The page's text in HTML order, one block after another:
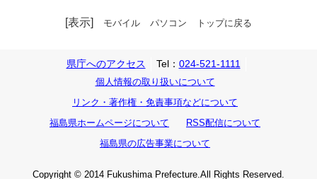
[表示] モバイル パソコン トップに戻る
県庁へのアクセス Tel： 024-521-1111
個人情報の取り扱いについて
リンク・著作権・免責事項などについて
福島県ホームページについて
RSS配信について
福島県の広告事業について
Copyright © 2014 Fukushima Prefecture.All Rights Reserved.